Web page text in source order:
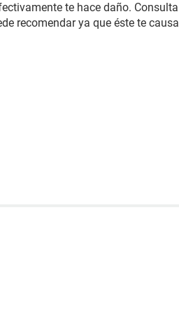
te hace daño. Consulta
recomendar ya que éste te causa